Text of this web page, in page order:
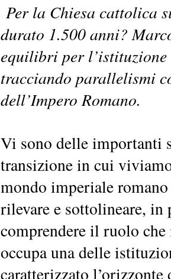
Per la Chiesa cattolica
durato 1.500 anni?
equilibri per
tracciando parallelismi
dell’Impero Romano.
Vi sono delle importanti
transizione in cui
mondo imperiale
rilevare e sottolineare,
comprendere il ruolo
occupa una delle
caratterizzato